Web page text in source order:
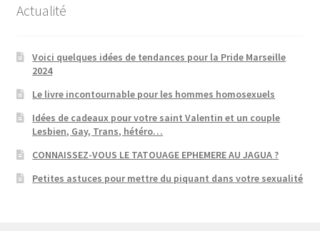
Actualité
Voici quelques idées de tendances pour la Pride Marseille
2024
Le livre incontournable pour les hommes homosexuels
Idées de cadeaux pour votre saint Valentin et un couple
Lesbien, Gay, Trans, hétéro…
CONNAISSEZ-VOUS LE TATOUAGE EPHEMERE AU JAGUA ?
Petites astuces pour mettre du piquant dans votre sexualité